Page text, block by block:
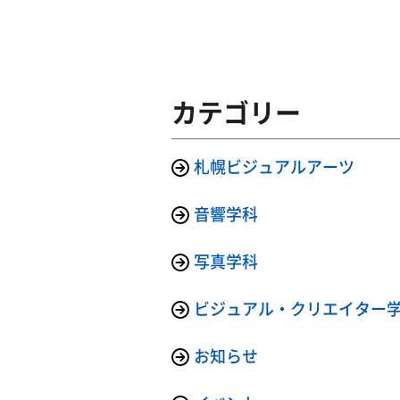
カテゴリー
札幌ビジュアルアーツ
音響学科
写真学科
ビジュアル・クリエイター
お知らせ